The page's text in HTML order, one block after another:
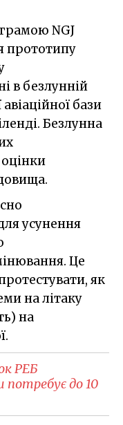
прототипу
в безлунній
бази
Безлунна
усунення
Це
як
на літаку
на
РЕБ
потребує до 10